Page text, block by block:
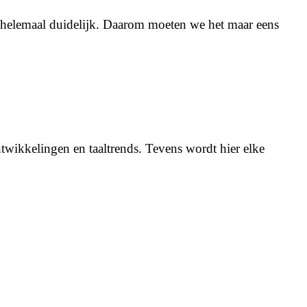
duidelijk. Daarom moeten we het maar eens
en taaltrends. Tevens wordt hier elke